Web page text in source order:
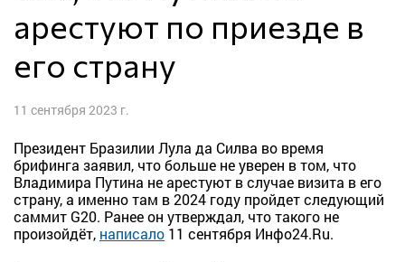
арестуют по приезде в
его страну
11 сентября 2023 г.
Президент Бразилии Лула да Силва во время
брифинга заявил, что больше не уверен в том, что
Владимира Путина не арестуют в случае визита в его
страну, а именно там в 2024 году пройдет следующий
саммит G20. Ранее он утверждал, что такого не
произойдёт, написало 11 сентября Инфо24.Ru.